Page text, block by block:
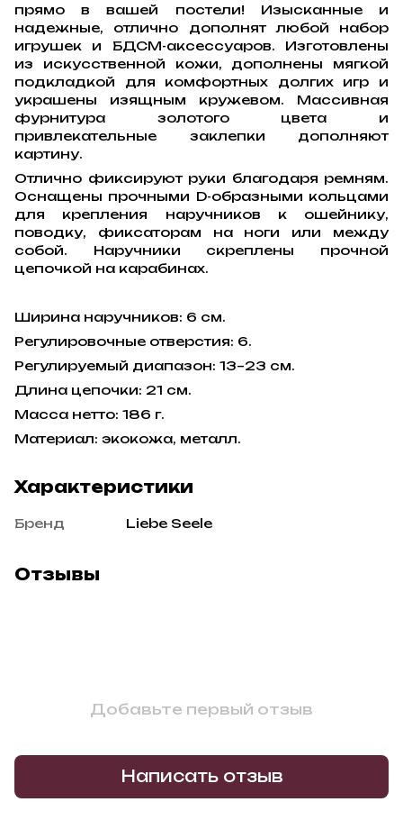
прямо в вашей постели! Изысканные и
надежные, отлично дополнят любой набор
игрушек и БДСМ-аксессуаров. Изготовлены
из искусственной кожи, дополнены мягкой
подкладкой для комфортных долгих игр и
украшены изящным кружевом. Массивная
фурнитура золотого цвета и
привлекательные заклепки дополняют
картину.
Отлично фиксируют руки благодаря ремням.
Оснащены прочными D-образными кольцами
для крепления наручников к ошейнику,
поводку, фиксаторам на ноги или между
собой. Наручники скреплены прочной
цепочкой на карабинах.
Ширина наручников: 6 см.
Регулировочные отверстия: 6.
Регулируемый диапазон: 13–23 см.
Длина цепочки: 21 см.
Масса нетто: 186 г.
Материал: экокожа, металл.
Характеристики
Бренд Liebe Seele
Отзывы
Добавьте первый отзыв
Написать отзыв